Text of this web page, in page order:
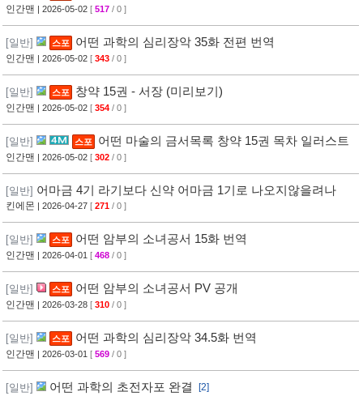
인간맨 | 2026-05-02 [ 517 / 0 ]
[일반] 스포 어떤 과학의 심리장악 35화 전편 번역
인간맨 | 2026-05-02 [ 343 / 0 ]
[일반] 스포 창약 15권 - 서장 (미리보기)
인간맨 | 2026-05-02 [ 354 / 0 ]
[일반] 스포 어떤 마술의 금서목록 창약 15권 목차 일러스트
인간맨 | 2026-05-02 [ 302 / 0 ]
[일반] 어마금 4기 라기보다 신약 어마금 1기로 나오지않을려나
킨에몬 | 2026-04-27 [ 271 / 0 ]
[일반] 스포 어떤 암부의 소녀공서 15화 번역
인간맨 | 2026-04-01 [ 468 / 0 ]
[일반] 스포 어떤 암부의 소녀공서 PV 공개
인간맨 | 2026-03-28 [ 310 / 0 ]
[일반] 스포 어떤 과학의 심리장악 34.5화 번역
인간맨 | 2026-03-01 [ 569 / 0 ]
[일반] 어떤 과학의 초전자포 완결
[2]